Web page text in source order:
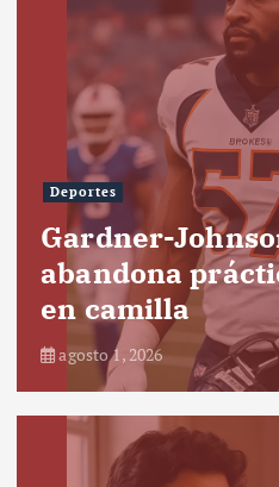
Deportes
Gardner-
abandona
en camilla
agosto 1, 2026